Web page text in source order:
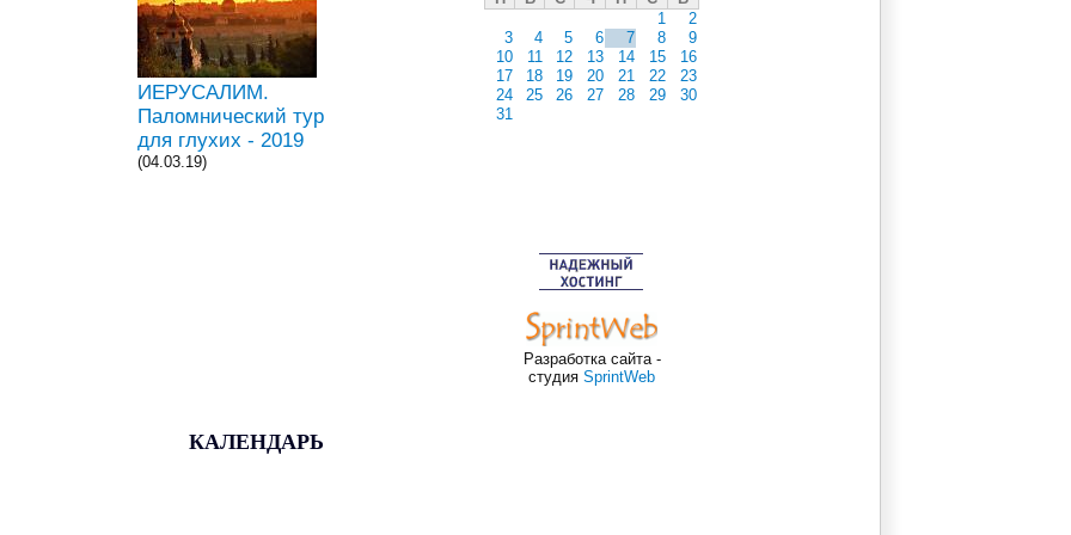
ИЕРУСАЛИМ.
Паломнический тур
для глухих - 2019
(04.03.19)
1
2
3
4 5 6 7 8
9
10
11 12 13 14 15
16
17
18 19 20 21 22
23
24
25 26 27 28 29
30
31
Разработка сайта -
студия SprintWeb
КАЛЕНДАРЬ